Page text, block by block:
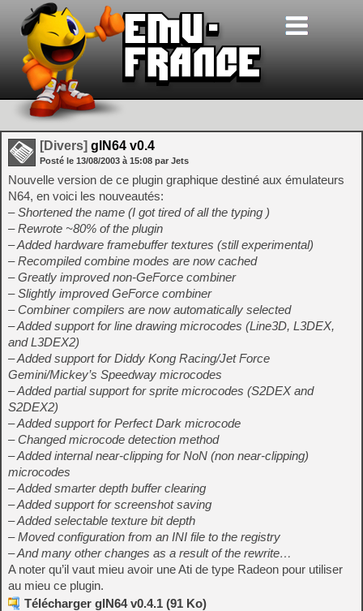
[Divers] glN64 v0.4
Posté le 13/08/2003 à 15:08 par Jets
Nouvelle version de ce plugin graphique destiné aux émulateurs
N64, en voici les nouveautés:
– Shortened the name (I got tired of all the typing )
– Rewrote ~80% of the plugin
– Added hardware framebuffer textures (still experimental)
– Recompiled combine modes are now cached
– Greatly improved non-GeForce combiner
– Slightly improved GeForce combiner
– Combiner compilers are now automatically selected
– Added support for line drawing microcodes (Line3D, L3DEX,
and L3DEX2)
– Added support for Diddy Kong Racing/Jet Force
Gemini/Mickey’s Speedway microcodes
– Added partial support for sprite microcodes (S2DEX and
S2DEX2)
– Added support for Perfect Dark microcode
– Changed microcode detection method
– Added internal near-clipping for NoN (non near-clipping)
microcodes
– Added smarter depth buffer clearing
– Added support for screenshot saving
– Added selectable texture bit depth
– Moved configuration from an INI file to the registry
– And many other changes as a result of the rewrite…
A noter qu’il vaut mieu avoir une Ati de type Radeon pour utiliser
au mieu ce plugin.
Télécharger glN64 v0.4.1 (91 Ko)